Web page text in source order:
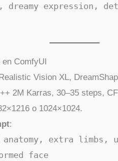
dreamy expression,
ComfyUI
Vision XL,
2M Karras, 30–35 steps,
o 1024×1024.
:
extra limbs,
face